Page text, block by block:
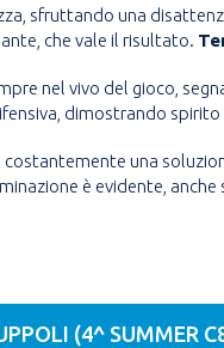
sfruttando una
che vale il risultato.
nel vivo del gioco,
dimostrando
una
è evidente,
(4^ SUMMER